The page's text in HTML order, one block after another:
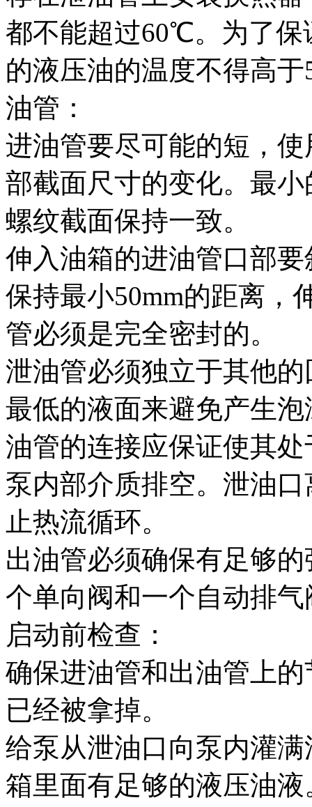
都不能超过60℃。为了保
的液压油的温度不得高
油管：
进油管要尽可能的短，
部截面尺寸的变化。最
螺纹截面保持一致。
伸入油箱的进油管口部
保持最小50mm的距离，
管必须是完全密封的。
泄油管必须独立于其他
最低的液面来避免产生
油管的连接应保证使其
泵内部介质排空。泄油
止热流循环。
出油管必须确保有足够
个单向阀和一个自动排
启动前检查：
确保进油管和出油管上
已经被拿掉。
给泵从泄油口向泵内灌
箱里面有足够的液压油液